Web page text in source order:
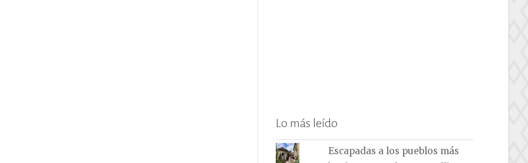
Lo más leído
Escapadas a los pueblos más